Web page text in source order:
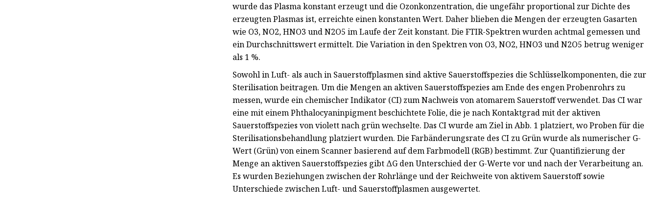
wurde das Plasma konstant erzeugt und die Ozonkonzentration, die ungefähr proportional zur Dichte des
erzeugten Plasmas ist, erreichte einen konstanten Wert. Daher blieben die Mengen der erzeugten Gasarten
wie O3, NO2, HNO3 und N2O5 im Laufe der Zeit konstant. Die FTIR-Spektren wurden achtmal gemessen und
ein Durchschnittswert ermittelt. Die Variation in den Spektren von O3, NO2, HNO3 und N2O5 betrug weniger
als 1 %.
Sowohl in Luft- als auch in Sauerstoffplasmen sind aktive Sauerstoffspezies die Schlüsselkomponenten, die zur
Sterilisation beitragen. Um die Mengen an aktiven Sauerstoffspezies am Ende des engen Probenrohrs zu
messen, wurde ein chemischer Indikator (CI) zum Nachweis von atomarem Sauerstoff verwendet. Das CI war
eine mit einem Phthalocyaninpigment beschichtete Folie, die je nach Kontaktgrad mit der aktiven
Sauerstoffspezies von violett nach grün wechselte. Das CI wurde am Ziel in Abb. 1 platziert, wo Proben für die
Sterilisationsbehandlung platziert wurden. Die Farbänderungsrate des CI zu Grün wurde als numerischer G-
Wert (Grün) von einem Scanner basierend auf dem Farbmodell (RGB) bestimmt. Zur Quantifizierung der
Menge an aktiven Sauerstoffspezies gibt ΔG den Unterschied der G-Werte vor und nach der Verarbeitung an.
Es wurden Beziehungen zwischen der Rohrlänge und der Reichweite von aktivem Sauerstoff sowie
Unterschiede zwischen Luft- und Sauerstoffplasmen ausgewertet.